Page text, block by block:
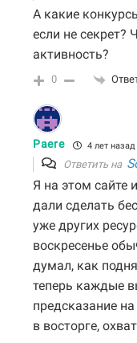
А какие
если не секрет?
активность?
0
Paere 4 лет назад
Ответить на
Я на этом сайте
дали сделать
уже других
воскресенье
думал, как
теперь каждые
предсказание
в восторге,